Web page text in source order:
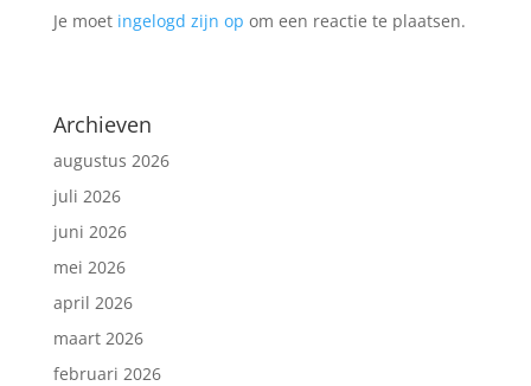
Je moet ingelogd zijn op om een reactie te plaatsen.
Archieven
augustus 2026
juli 2026
juni 2026
mei 2026
april 2026
maart 2026
februari 2026